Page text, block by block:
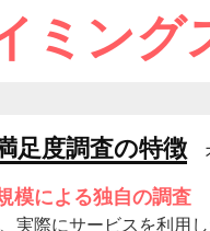
ミング
足度調査の特徴
模による独自の調査
実際にサービスを利用